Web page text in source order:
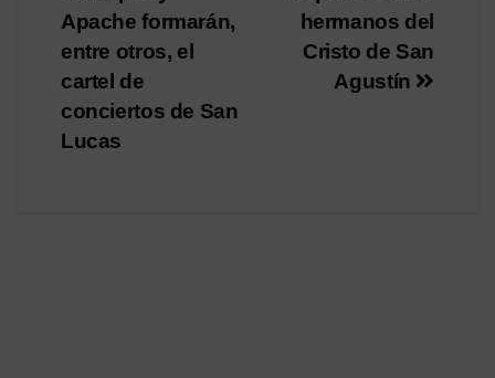
entradas
hermanos del
Cristo de San
Agustín
Apache formarán,
entre otros, el
cartel de
conciertos de San
Lucas